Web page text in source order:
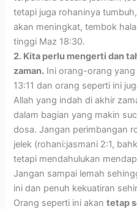
tetapi juga rohaninya
akan meningkat, tembok
tinggi Maz 18:30.
2. Kita perlu mengerti dan
zaman. Ini orang-orang
13:11 dan orang seperti ini
Allah yang indah di akhir
dalam bagian yang makin
dosa. Jangan perimbangan
jelek (rohani:jasmani 2:1,
tetapi mendahulukan
Jangan sampai lemah
ini dan penuh kekuatiran
Orang seperti ini akantetap